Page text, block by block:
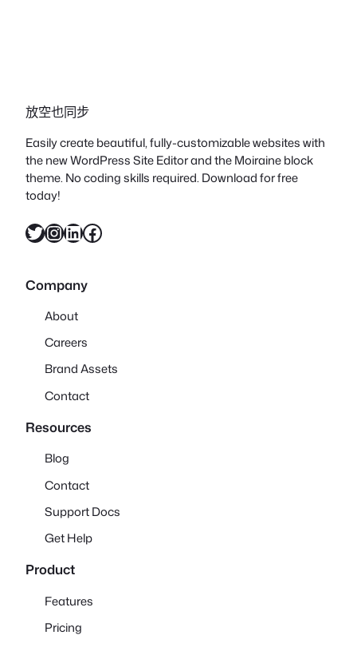
放空也同步
Easily create beautiful, fully-customizable websites with
the new WordPress Site Editor and the Moiraine block
theme. No coding skills required. Download for free
today!
X InstagramLinkedIn Facebook
Company
About
Careers
Brand Assets
Contact
Resources
Blog
Contact
Support Docs
Get Help
Product
Features
Pricing